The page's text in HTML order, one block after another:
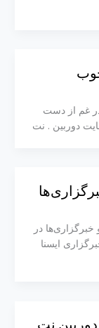
غم از دست
دوربین . نت
در
ایسنا